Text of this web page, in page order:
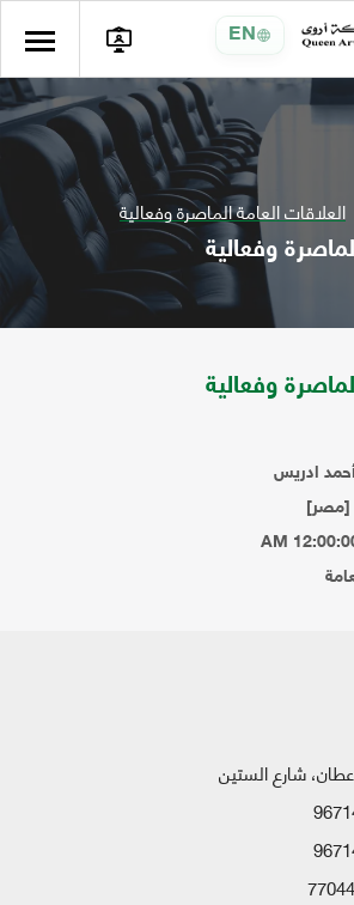
EN
العلاقات العامة الماصرة وفعالية
وفعالية
وفعالية
ادريس
[مصر]
شارع الستين